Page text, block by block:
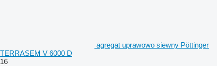
agregat uprawowo siewny Pöttinger
TERRASEM V 6000 D
16